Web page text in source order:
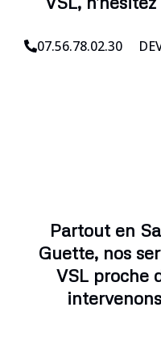
07.56.78.02.30
Partout en
Guette, nos
VSL proche